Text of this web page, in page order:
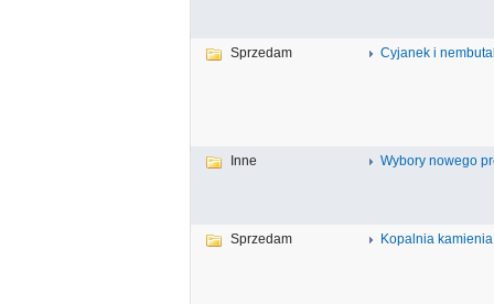
Sprzedam Cyjanek i
Inne Wybory nowego
Sprzedam Kopalnia